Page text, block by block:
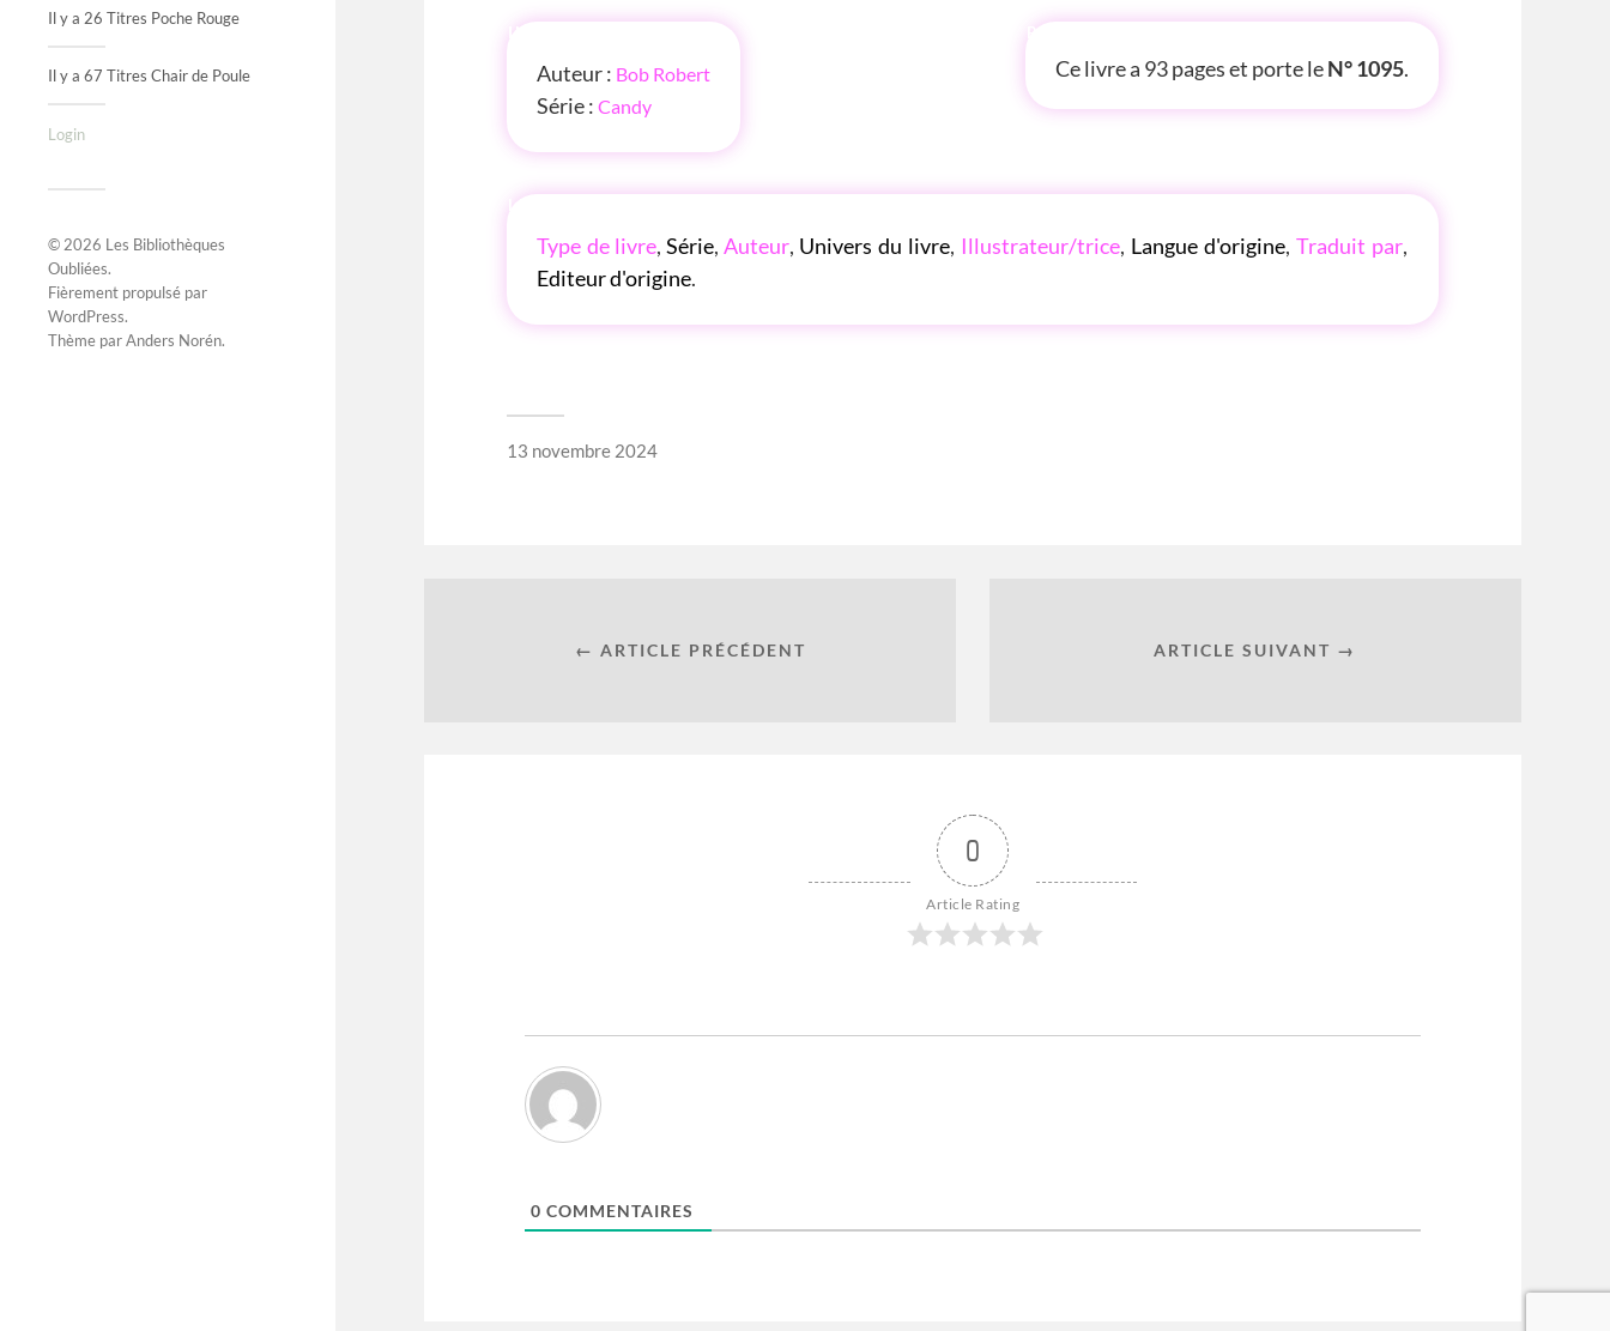
Il y a 26 Titres Poche Rouge
Il y a 67 Titres Chair de Poule
Login
© 2026 Les Bibliothèques
Oubliées.
Fièrement propulsé par
WordPress.
Thème parAnders Norén.
INFOS
Auteur : Bob Robert
Série :Candy
P'TITE INFOS
Ce livre a 93 pages et porte leN° 1095.
Type de livre,Série,Auteur, Univers du livre, Illustrateur/trice, Langue d'origine,Traduit par,
Editeur d'origine.
13 novembre 2024
← ARTICLE PRÉCÉDENT ARTICLE SUIVANT →
0
Article Rating
0 COMMENTAIRES